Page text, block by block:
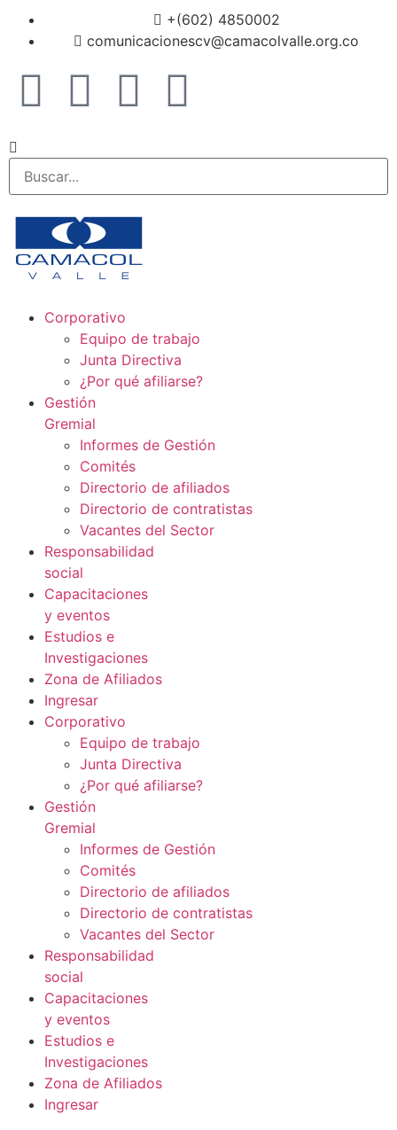
+(602) 4850002
comunicacionescv@camacolvalle.org.co
Corporativo
Equipo de trabajo
Junta Directiva
¿Por qué afiliarse?
Gestión
Gremial
Informes de Gestión
Comités
Directorio de afiliados
Directorio de contratistas
Vacantes del Sector
Responsabilidad
social
Capacitaciones
y eventos
Estudios e
Investigaciones
Zona de Afiliados
Ingresar
Corporativo
Equipo de trabajo
Junta Directiva
¿Por qué afiliarse?
Gestión
Gremial
Informes de Gestión
Comités
Directorio de afiliados
Directorio de contratistas
Vacantes del Sector
Responsabilidad
social
Capacitaciones
y eventos
Estudios e
Investigaciones
Zona de Afiliados
Ingresar